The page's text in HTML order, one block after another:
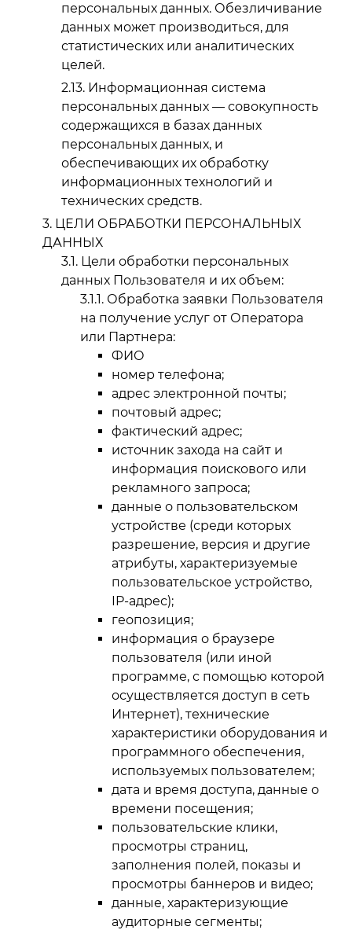
персональных данных. Обезличивание
данных может производиться, для
статистических или аналитических
целей.
Информационная система
персональных данных — совокупность
содержащихся в базах данных
персональных данных, и
обеспечивающих их обработку
информационных технологий и
технических средств.
ЦЕЛИ ОБРАБОТКИ ПЕРСОНАЛЬНЫХ
ДАННЫХ
Цели обработки персональных
данных Пользователя и их объем:
Обработка заявки Пользователя
на получение услуг от Оператора
или Партнера:
ФИО
номер телефона;
адрес электронной почты;
почтовый адрес;
фактический адрес;
источник захода на сайт и
информация поискового или
рекламного запроса;
данные о пользовательском
устройстве (среди которых
разрешение, версия и другие
атрибуты, характеризуемые
пользовательское устройство,
IP-адрес);
геопозиция;
информация о браузере
пользователя (или иной
программе, с помощью которой
осуществляется доступ в сеть
Интернет), технические
характеристики оборудования и
программного обеспечения,
используемых пользователем;
дата и время доступа, данные о
времени посещения;
пользовательские клики,
просмотры страниц,
заполнения полей, показы и
просмотры баннеров и видео;
данные, характеризующие
аудиторные сегменты;